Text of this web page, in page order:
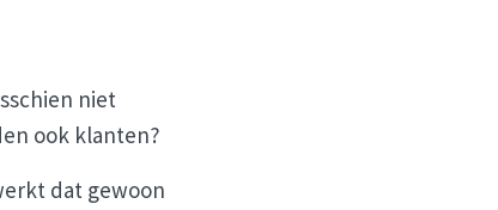
niet
ook klanten?
dat gewoon